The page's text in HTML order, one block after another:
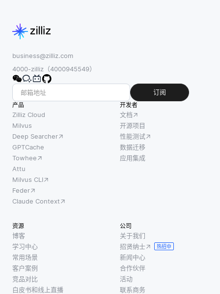
business@zilliz.com
4000-zilliz（4000945549）
订阅
产品
Zilliz Cloud
Milvus
Deep Searcher
GPTCache
Towhee
Attu
Milvus CLI
Feder
Claude Context
开发者
文档
开源项目
性能测试
数据迁移
应用集成
资源
博客
学习中心
常用场景
客户案例
竞品对比
白皮书和线上直播
公司
关于我们
招贤纳士
热招中
新闻中心
合作伙伴
活动
联系商务